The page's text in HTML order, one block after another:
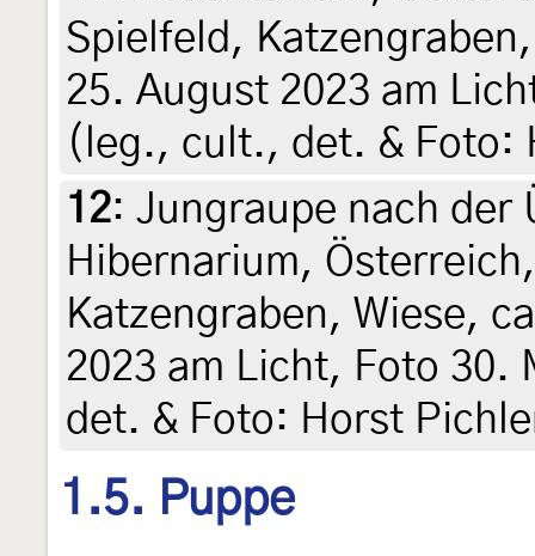
Spielfeld,
25. August 2023 am
(leg., cult., det. & Foto:
12: Jungraupe nach der
Hibernarium,
Katzengraben, Wiese,
2023 am Licht, Foto
det. & Foto: Horst
1.5. Puppe